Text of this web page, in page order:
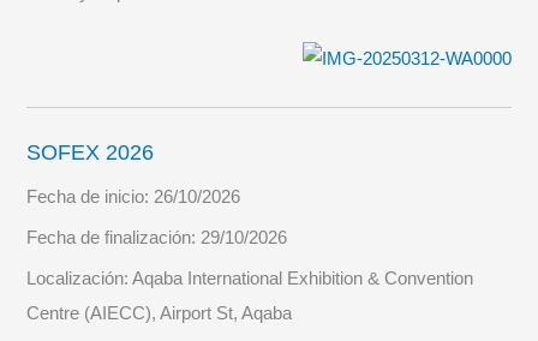
SOFEX 2026
Fecha de inicio: 26/10/2026
Fecha de finalización: 29/10/2026
Localización:Aqaba International Exhibition & Convention
Centre (AIECC), Airport St, Aqaba